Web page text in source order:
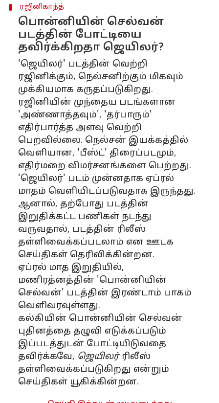
ரஜினிகாந்த்
பொன்னியின் செல்வன்
படத்தின் போட்டியை
தவிர்க்கிறதா ஜெயிலர்?
'ஜெயிலர்' படத்தின் வெற்றி
ரஜினிக்கும், நெல்சனிற்கும் மிகவும்
முக்கியமாக கருதப்படுகிறது.
ரஜினியின் முந்தைய படங்களான
'அண்ணாத்தவும்', 'தர்பாரும்'
எதிர்பார்த்த அளவு வெற்றி
பெறவில்லை. நெல்சன் இயக்கத்தில்
வெளியான, 'பீஸ்ட்' திரைப்படமும்,
எதிர்மறை விமர்சனங்களை பெற்றது.
'ஜெயிலர்' படம் முன்னதாக ஏப்ரல்
மாதம் வெளியிடப்படுவதாக இருந்தது.
ஆனால், தற்போது படத்தின்
இறுதிக்கட்ட பணிகள் நடந்து
வருவதால், படத்தின் ரிலீஸ்
தள்ளிவைக்கப்படலாம் என ஊடக
செய்திகள் தெரிவிக்கின்றன.
ஏப்ரல் மாத இறுதியில்,
மணிரத்னத்தின் 'பொன்னியின்
செல்வன்' படத்தின் இரண்டாம் பாகம்
வெளிவரவுள்ளது.
கல்கியின் பொன்னியின் செல்வன்
புதினத்தை தழுவி எடுக்கப்படும்
இப்படத்துடன் போட்டியிடுவதை
தவிர்க்கவே, ஜெயிலர்ரிலீஸ்
தள்ளிவைக்கப்படுகிறது என்றும்
செய்திகள் யூகிக்கின்றன.